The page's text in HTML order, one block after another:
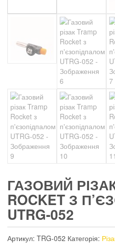
ГАЗОВИЙ
ROCKET З
UTRG-052
Артикул: TRG-052 Категорія: